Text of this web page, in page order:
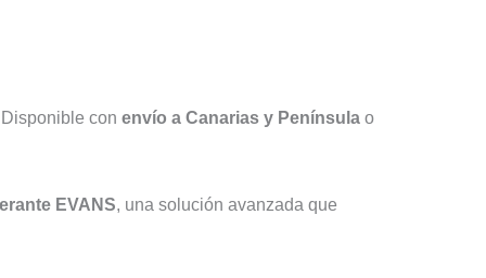
Disponible conenvío a Canarias y Península o
EVANS, una solución avanzada que